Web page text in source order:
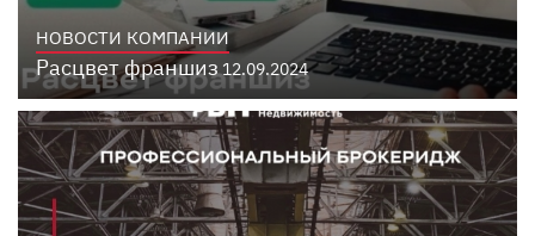
НОВОСТИ КОМПАНИИ
Расцвет франшиз 12.09.2024